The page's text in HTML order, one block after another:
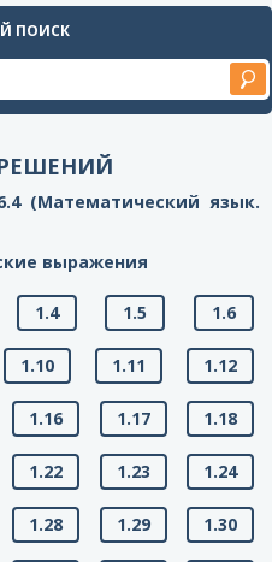
ПОИСК
(Математический язык.
выражения
1.4 1.5 1.6
1.10 1.11 1.12
1.16 1.17 1.18
1.22 1.23 1.24
1.28 1.29 1.30